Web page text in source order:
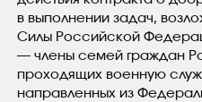
в выполнении задач,
Силы Российской
— члены семей граждан
проходящих военную
направленных из